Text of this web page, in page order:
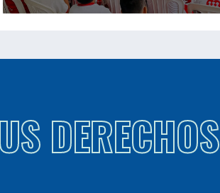
DERECHOS